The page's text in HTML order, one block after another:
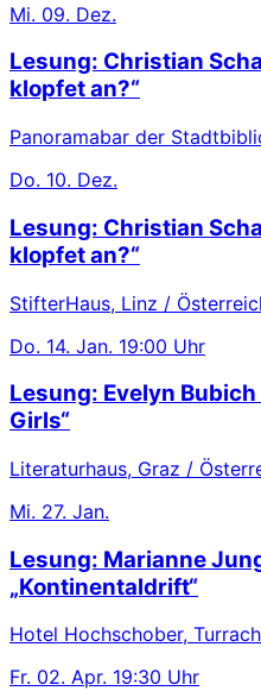
Mi. 09. Dez.
Lesung: Christian
klopfet an?“
Panoramabar der
Do. 10. Dez.
Lesung: Christian
klopfet an?“
StifterHaus, Linz /
Do. 14. Jan. 19:00 Uhr
Lesung: Evelyn
Girls“
Literaturhaus, Graz /
Mi. 27. Jan.
Lesung: Marianne
„Kontinentaldrift“
Hotel Hochschober,
Fr. 02. Apr. 19:30 Uhr